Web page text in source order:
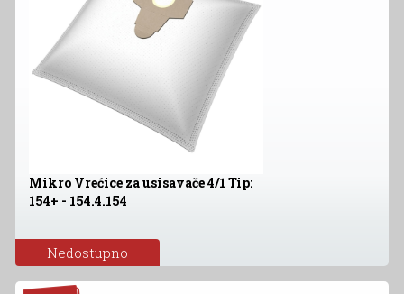
Mikro Vrećice za usisavače 4/1 Tip:
154+ - 154.4.154
Nedostupno